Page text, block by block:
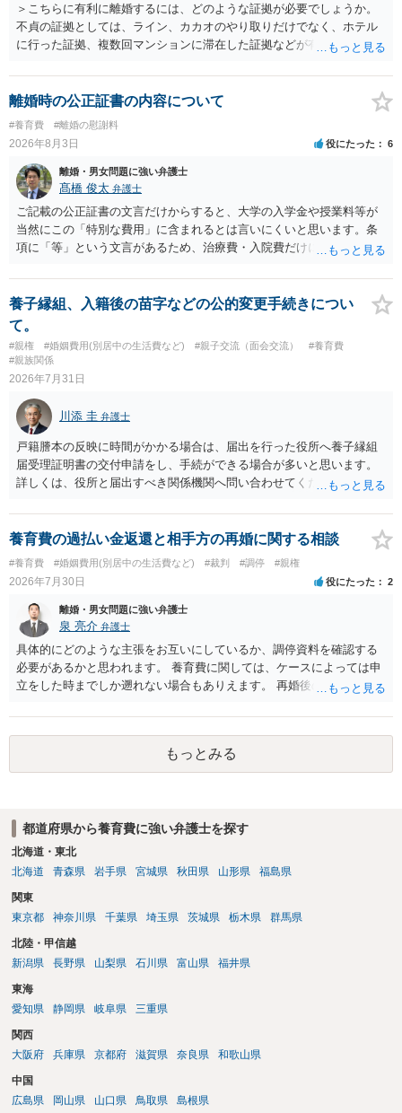
＞こちらに有利に離婚するには、どのような証拠が必要でしょうか。
不貞の証拠としては、ライン、カカオのやり取りだけでなく、ホテル
に行った証拠、複数回マンションに滞在した証拠などが有効です。 不
婚する、慰謝料をとるなど）ことができると思われます。 ただし、不
貞発覚後、長期間同居を続けると、不貞を許したとの評価につながる
離婚時の公正証書の内容について
#養育費 #離婚の慰謝料
2026年8月3日 役にたった 6
離婚・男女問題に強い弁護士
髙橋 俊太 弁護士
ご記載の公正証書の文言だけからすると、大学の入学金や授業料等が
当然にこの「特別な費用」に含まれるとは言いにくいと思います。条
項に「等」という文言があるため、治療費・入院費だけに限定される
れていますので、通常は、病気や事故によって臨時に必要となった医
療費その他これに類する特別支出を念頭に置いた条項と読むのが自然
です。したがって、大学の入学金、授業料、受験費用などの教育費に
ついてまで、「この条項があるから当然に半額を請求できる」とまで
は言いにくいと思われます。なお、通常、大学進学費用をどこまで負
担すべきかについては、離婚時の合意内容のほか、子どもの年齢、大
や費用などを踏まえて個別に検討することになります。公正証書の他
の条項において、養育費の終期についてどのように定められている
か、大学進学に関する定めの有無、「教育費」「進学費用」に関する
定めの有無等について確認する必要があると考えられます。
養子縁組、入籍後の苗字などの公的変更手続きについ
て。
#親権 #婚姻費用(別居中の生活費など) #親子交流（面会交流）
#養育費
#親族関係
2026年7月31日
川添 圭 弁護士
戸籍謄本の反映に時間がかかる場合は、届出を行った役所へ養子縁組
届受理証明書の交付申請をし、手続ができる場合が多いと思います。
詳しくは、役所と届出すべき関係機関へ問い合わせてください。
養育費の過払い金返還と相手方の再婚に関する相談
#養育費 #婚姻費用(別居中の生活費など) #裁判 #調停 #親権
2026年7月30日 役にたった 2
離婚・男女問題に強い弁護士
泉 亮介 弁護士
具体的にどのような主張をお互いにしているか、調停資料を確認する
必要があるかと思われます。 養育費に関しては、ケースによっては申
立をした時までしか遡れない場合もありえます。 再婚後の相手方の行
養育費に関するやりとり等があればそちらについても確認する必要が
あるでしょう。 公開相談の場での回答よりも個別に弁護士にご相談さ
れることをお勧めいたします。もっとみる
都道府県から養育費に強い弁護士を探す
北海道・東北
北海道
青森県 岩手県 宮城県 秋田県 山形県 福島県
関東
東京都
神奈川県 千葉県 埼玉県 茨城県 栃木県 群馬県
北陸・甲信越
新潟県
長野県 山梨県 石川県 富山県 福井県
東海
愛知県
静岡県 岐阜県 三重県
関西
大阪府
兵庫県 京都府 滋賀県 奈良県 和歌山県
中国
広島県
岡山県 山口県 鳥取県 島根県